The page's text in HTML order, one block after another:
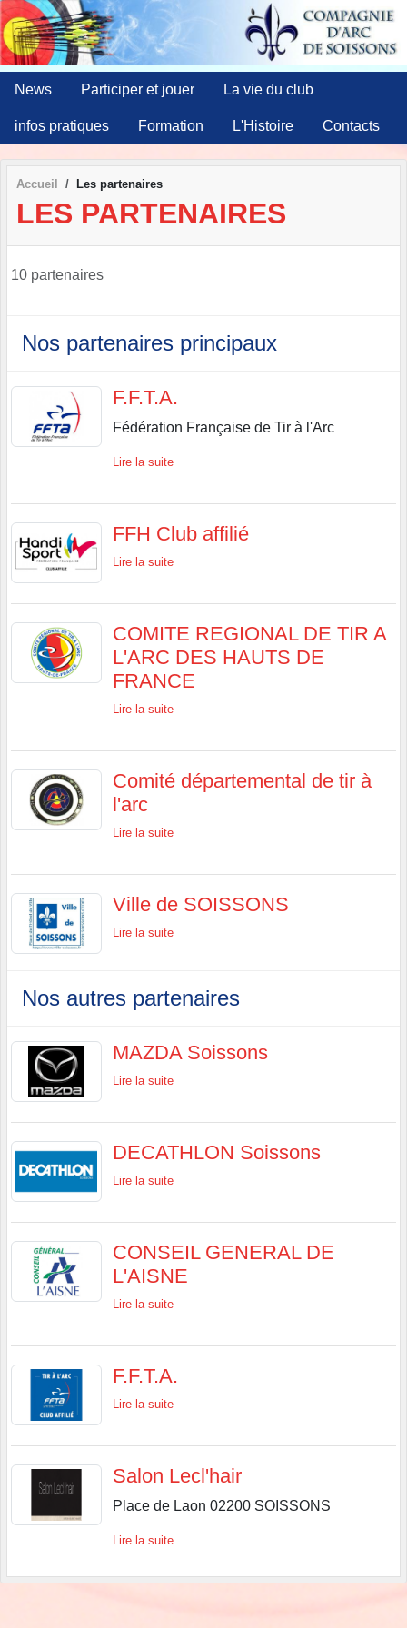
News Participer et jouer La vie du club
infos pratiques Formation L'Histoire Contacts
Accueil Les partenaires
LES PARTENAIRES
10 partenaires
Nos partenaires principaux
F.F.T.A.
Fédération Française de Tir à l'Arc
Lire la suite
FFH Club affilié
Lire la suite
COMITE REGIONAL DE TIR A
L'ARC DES HAUTS DE
FRANCE
Lire la suite
Comité départemental de tir à
l'arc
Lire la suite
Ville de SOISSONS
Lire la suite
Nos autres partenaires
MAZDA Soissons
Lire la suite
DECATHLON Soissons
Lire la suite
CONSEIL GENERAL DE
L'AISNE
Lire la suite
F.F.T.A.
Lire la suite
Salon Lecl'hair
Place de Laon 02200 SOISSONS
Lire la suite
Panneau de gestion des cookies